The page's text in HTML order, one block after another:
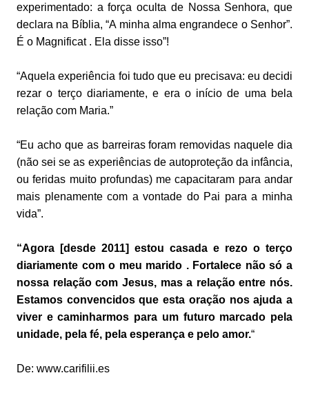
experimentado: a força oculta de Nossa Senhora, que
declara na Bíblia, “A minha alma engrandece o Senhor”.
É o Magnificat . Ela disse isso”!
“Aquela experiência foi tudo que eu precisava: eu decidi
rezar o terço diariamente, e era o início de uma bela
relação com Maria.”
“Eu acho que as barreiras foram removidas naquele dia
(não sei se as experiências de autoproteção da infância,
ou feridas muito profundas) me capacitaram para andar
mais plenamente com a vontade do Pai para a minha
vida”.
“Agora [desde 2011] estou casada e rezo o terço
diariamente com o meu marido . Fortalece não só a
nossa relação com Jesus, mas a relação entre nós.
Estamos convencidos que esta oração nos ajuda a
viver e caminharmos para um futuro marcado pela
unidade, pela fé, pela esperança e pelo amor.“
De: www.carifilii.es